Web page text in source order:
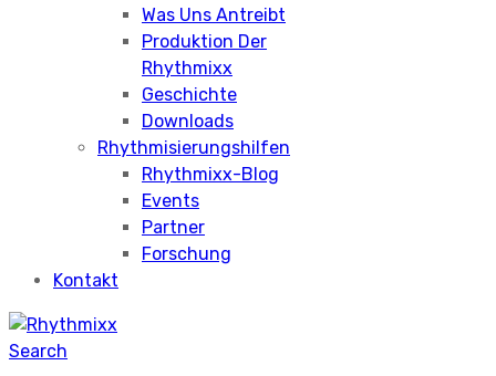
Was Uns Antreibt
Produktion Der
Rhythmixx
Geschichte
Downloads
Rhythmisierungshilfen
Rhythmixx-Blog
Events
Partner
Forschung
Kontakt
Search